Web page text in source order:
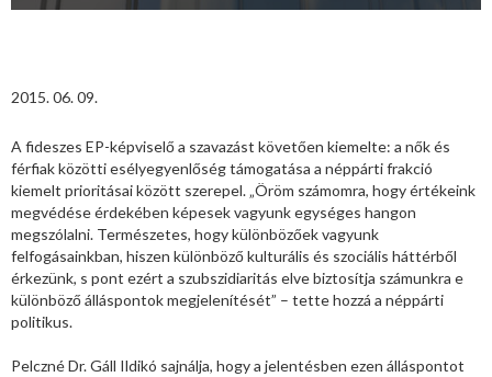
2015. 06. 09.
A fideszes EP-képviselő a szavazást követően kiemelte: a nők és
férfiak közötti esélyegyenlőség támogatása a néppárti frakció
kiemelt prioritásai között szerepel. „Öröm számomra, hogy értékeink
megvédése érdekében képesek vagyunk egységes hangon
megszólalni. Természetes, hogy különbözőek vagyunk
felfogásainkban, hiszen különböző kulturális és szociális háttérből
érkezünk, s pont ezért a szubszidiaritás elve biztosítja számunkra e
különböző álláspontok megjelenítését” – tette hozzá a néppárti
politikus.
Pelczné Dr. Gáll Ildikó sajnálja, hogy a jelentésben ezen álláspontot